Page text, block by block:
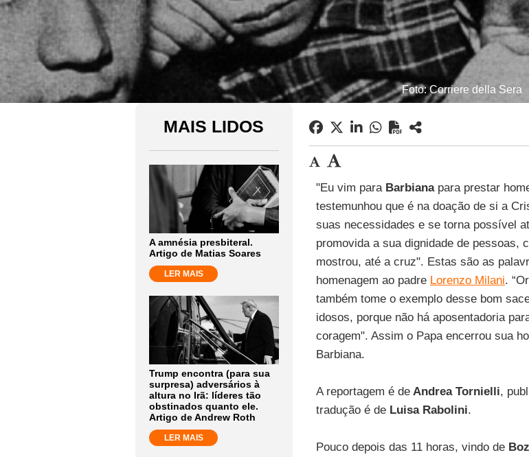
Foto: Corriere della Sera
MAIS LIDOS
A amnésia presbiteral.
Artigo de Matias Soares
LER MAIS
Trump encontra (para sua
surpresa) adversários à
altura no Irã: líderes tão
obstinados quanto ele.
Artigo de Andrew Roth
LER MAIS
"Eu vim para Barbianapara prestar
testemunhou que é na doação de si a
suas necessidades e se torna possível
promovida a sua dignidade de pessoas,
mostrou, até a cruz". Estas são as
homenagem ao padre Lorenzo Milani.
também tome o exemplo desse bom
idosos, porque não há aposentadoria
coragem". Assim o Papa encerrou sua
Barbiana.
A reportagem é deAndrea Tornielli,
tradução é de Luisa Rabolini.
Pouco depois das 11 horas, vindo de